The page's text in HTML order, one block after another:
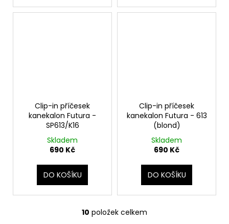
Clip-in příčesek
kanekalon Futura -
SP613/K16
Skladem
690 Kč
DO KOŠÍKU
Clip-in příčesek
kanekalon Futura - 613
(blond)
Skladem
690 Kč
DO KOŠÍKU
O
10 položek celkem